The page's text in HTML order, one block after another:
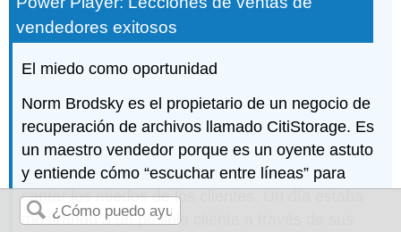
vendedores exitosos
El miedo como oportunidad
Norm Brodsky es el propietario de un negocio de
recuperación de archivos llamado CitiStorage. Es
un maestro vendedor porque es un oyente astuto
y entiende cómo “escuchar entre líneas” para
captar los miedos de los clientes. Un día estaba
mostrando a un posible cliente a través de sus